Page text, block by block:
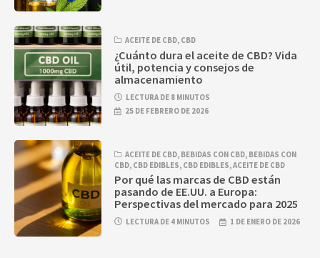
ACEITE DE CBD, CBD
¿Cuánto dura el aceite de CBD? Vida
útil, potencia y consejos de
almacenamiento
LECTURA DE 8 MINUTOS
25 DE FEBRERO DE 2026
ACEITE DE CBD, BEBIDAS CON CBD, BEBIDAS CON
CBD, CBD EDIBLES, CBD EDIBLES,ACEITE DE CBD
Por qué las marcas de CBD están
pasando de EE.UU. a Europa:
Perspectivas del mercado para 2025
LECTURA DE 4 MINUTOS 1 DE ENERO DE 2026